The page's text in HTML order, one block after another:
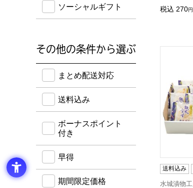
税込 270円
水城漬
送料込み
水城漬物
ソーシャルギフト
その他の条件から選ぶ
送料込み・ボーナスポイント付き・早得・
まとめ配送対応
送料込み
ボーナスポイント
付き
早得
期間限定価格